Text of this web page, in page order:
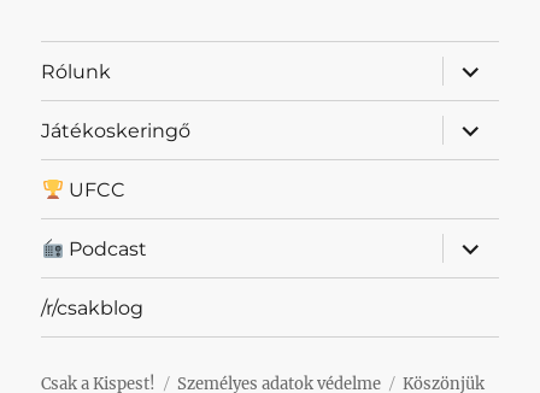
Rólunk
almenü
Játékoskeringő
almenü
UFCC
Podcast
almenü
/r/csakblog
Csak a Kispest! Személyes adatok védelme Köszönjük